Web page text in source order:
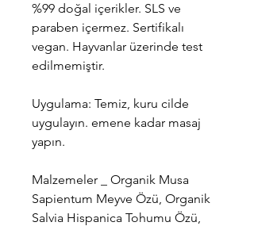
%99 doğal içerikler. SLS ve
paraben içermez. Sertifikalı
vegan. Hayvanlar üzerinde test
edilmemiştir.
Uygulama: Temiz, kuru cilde
uygulayın. emene kadar masaj
yapın.
Malzemeler _ Organik Musa
Sapientum Meyve Özü, Organik
Salvia Hispanica Tohumu Özü,